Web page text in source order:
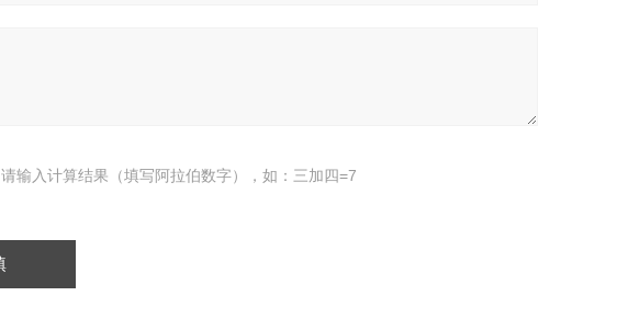
请输入计算结果（填写阿拉伯数字），如：三加四=7